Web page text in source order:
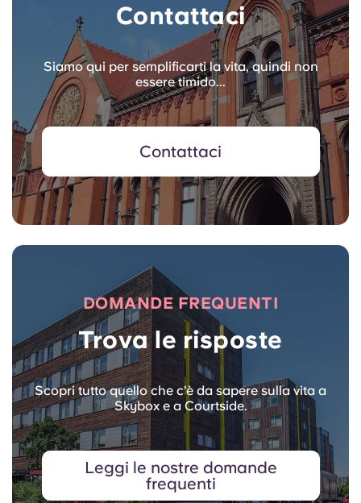
Contattaci
Siamo qui per semplificarti la vita, quindi non
essere timido...
Contattaci
DOMANDE FREQUENTI
Trova le risposte
Scopri tutto quello che c'è da sapere sulla vita a
Skybox e a Courtside.
Leggi le nostre domande
frequenti